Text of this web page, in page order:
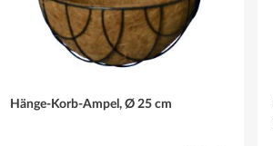
Hänge-Korb-Ampel, Ø 25 cm